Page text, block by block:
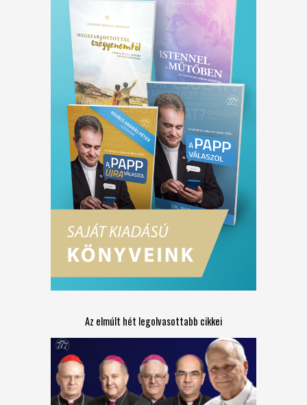
Az elmúlt hét legolvasottabb cikkei